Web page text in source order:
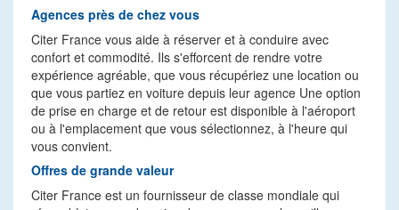
Agences près de chez vous
Citer France vous aide à réserver et à conduire avec
confort et commodité. Ils s'efforcent de rendre votre
expérience agréable, que vous récupériez une location ou
que vous partiez en voiture depuis leur agence Une option
de prise en charge et de retour est disponible à l'aéroport
ou à l'emplacement que vous sélectionnez, à l'heure qui
vous convient.
Offres de grande valeur
Citer France est un fournisseur de classe mondiale qui